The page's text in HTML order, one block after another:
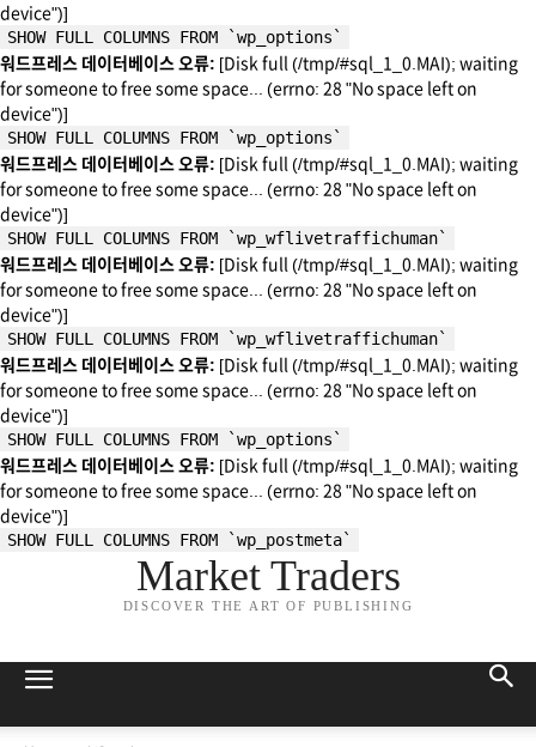
device")]
SHOW FULL COLUMNS FROM `wp_options`
워드프레스 데이터베이스 오류: [Disk full (/tmp/#sql_1_0.MAI); waiting
for someone to free some space... (errno: 28 "No space left on
device")]
SHOW FULL COLUMNS FROM `wp_options`
워드프레스 데이터베이스 오류: [Disk full (/tmp/#sql_1_0.MAI); waiting
for someone to free some space... (errno: 28 "No space left on
device")]
SHOW FULL COLUMNS FROM `wp_wflivetraffichuman`
워드프레스 데이터베이스 오류: [Disk full (/tmp/#sql_1_0.MAI); waiting
for someone to free some space... (errno: 28 "No space left on
device")]
SHOW FULL COLUMNS FROM `wp_wflivetraffichuman`
워드프레스 데이터베이스 오류: [Disk full (/tmp/#sql_1_0.MAI); waiting
for someone to free some space... (errno: 28 "No space left on
device")]
SHOW FULL COLUMNS FROM `wp_options`
워드프레스 데이터베이스 오류: [Disk full (/tmp/#sql_1_0.MAI); waiting
for someone to free some space... (errno: 28 "No space left on
device")]
SHOW FULL COLUMNS FROM `wp_postmeta`
Market Traders
DISCOVER THE ART OF PUBLISHING